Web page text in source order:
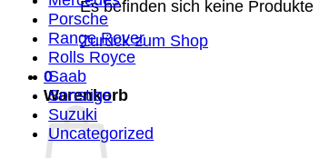
Es befinden sich keine Produkte
Zurück zum Shop
0
Warenkorb
Porsche
Range Rover
Rolls Royce
Saab
Sonstige
Suzuki
Uncategorized